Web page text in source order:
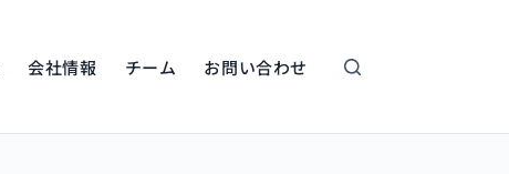
会社情報 チーム お問い合わせ